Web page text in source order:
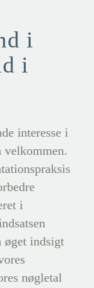
i
i
interesse i
velkommen.
i
øget indsigt
nøgletal